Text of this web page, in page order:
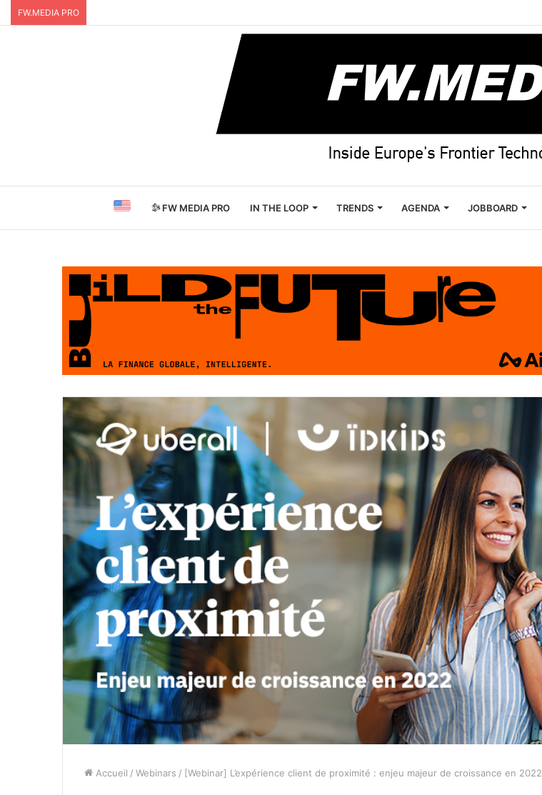
FW.MEDIA PRO
FW MEDIA PRO IN THE LOOP TRENDS AGENDA JOBBOARD
Accueil / Webinars / [Webinar] L’expérience client de proximité : enjeu majeur de croissance en 2022